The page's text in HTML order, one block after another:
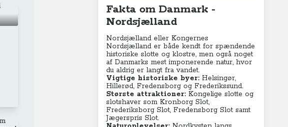
Fakta om Danmark -
Nordsjælland
Nordsjælland eller Kongernes
Nordsjælland er både kendt for spændende
historiske slotte og klostre, men også noget
af Danmarks mest imponerende natur, hvor
du aldrig er langt fra vandet.
Vigtige historiske byer: Helsingør,
Hillerød, Fredensborg og Frederikssund.
Største attraktioner: Kongelige slotte og
slotshaver som Kronborg Slot,
Frederiksborg Slot, Fredensborg Slot samt
Jægerspris Slot.